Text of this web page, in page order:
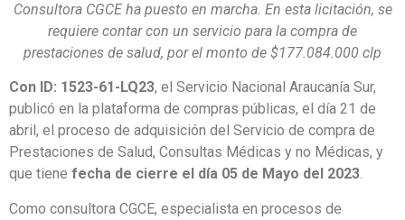
Consultora CGCE ha puesto en marcha. En esta licitación, se
requiere contar con un servicio para la compra de
prestaciones de salud, por el monto de $177.084.000 clp
Con ID: 1523-61-LQ23, el Servicio Nacional Araucanía Sur,
publicó en la plataforma de compras públicas, el día 21 de
abril, el proceso de adquisición del Servicio de compra de
Prestaciones de Salud, Consultas Médicas y no Médicas, y
que tiene fecha de cierre el día 05 de Mayo del 2023.
Como consultora CGCE, especialista en procesos de